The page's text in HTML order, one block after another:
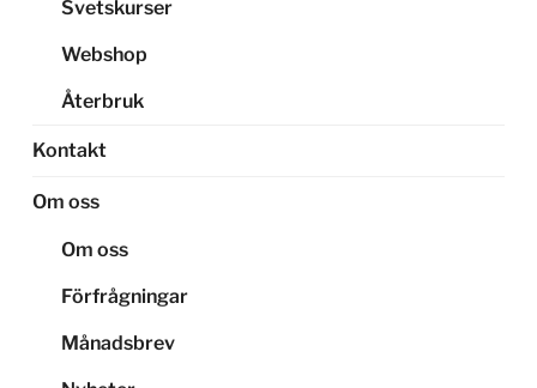
Svetskurser
Webshop
Återbruk
Kontakt
Om oss
Om oss
Förfrågningar
Månadsbrev